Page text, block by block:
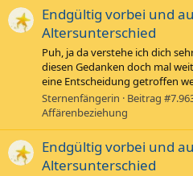
Endgültig vorbei und
Altersunterschied
Puh, ja da verstehe ich dich
diesen Gedanken doch mal
eine Entscheidung getroffen
Sternenfängerin
Beitrag
Affärenbeziehung
Endgültig vorbei und
Altersunterschied